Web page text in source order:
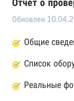
Отчет о
Обновлен
Общие
Список
Реальные